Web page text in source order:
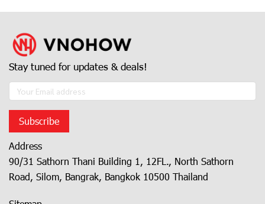
Stay tuned for updates & deals!
Subscribe
Address
90/31 Sathorn Thani Building 1, 12FL., North Sathorn
Road, Silom, Bangrak, Bangkok 10500 Thailand